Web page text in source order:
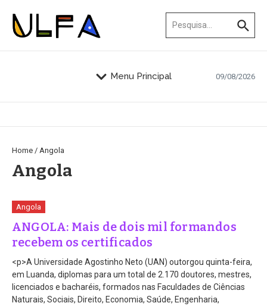
Menu Principal 09/08/2026
Home / Angola
Angola
Angola
ANGOLA: Mais de dois mil formandos
recebem os certificados
<p>A Universidade Agostinho Neto (UAN) outorgou quinta-feira,
em Luanda, diplomas para um total de 2.170 doutores, mestres,
licenciados e bacharéis, formados nas Faculdades de Ciências
Naturais, Sociais, Direito, Economia, Saúde, Engenharia,